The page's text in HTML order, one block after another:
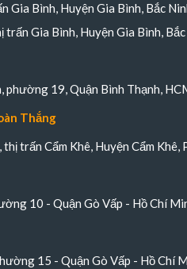
Gia Bình, Huyện Gia Bình, Bắc
trấn Gia Bình, Huyện Gia Bình,
phường 19, Quận Bình Thạnh,
Thắng
trấn Cẩm Khê, Huyện Cẩm Khê,
10 - Quận Gò Vấp - Hồ Chí
15 - Quận Gò Vấp - Hồ Chí